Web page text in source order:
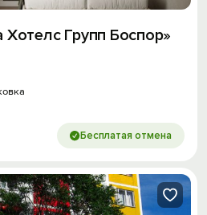
Групп Боспор»
Бесплатая отмена